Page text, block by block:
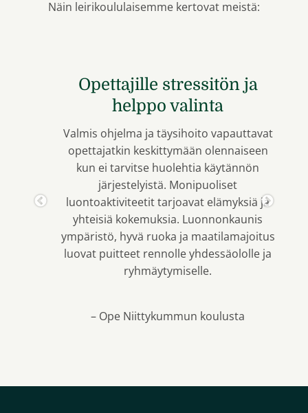
Näin leirikoululaisemme kertovat meistä:
Turvallinen ja yhteishenkeä
lujittava kokemus
Minua huoltajana ilahdutti erityisesti se,
että Ilorannassa käytännön järjestelyt on
mietitty pienintä yksityiskohtaa myöten
valmiiksi. Näin opettajat voivat keskittyä
läsnäoloon ja ohjaamiseen leirikoulun
aikana. Kodikkaan maatilamajoituksen,
täysihoidon ja aktivitteettien ansiosta
lapset viihtyvät erinomaisesti – eivätkä
kaivanneet kännyköilleen.
– Henna, Aadan äiti